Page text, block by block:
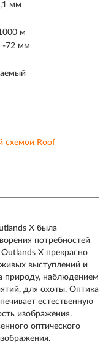
мм
м
-72 мм
схемой Roof
X была
потребностей
X прекрасно
выступлений и
природу, наблюдением
для охоты. Оптика
естественную
изображения.
оптического